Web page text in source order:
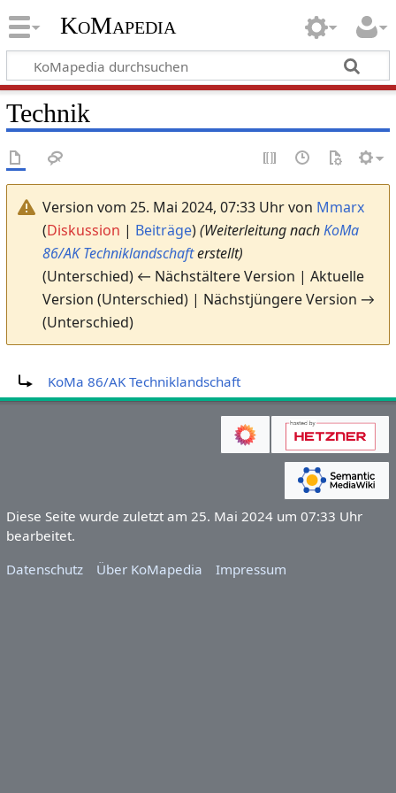
KoMapedia
Technik
Version vom 25. Mai 2024, 07:33 Uhr von Mmarx
(Diskussion | Beiträge)(Weiterleitung nachKoMa
86/AK Techniklandschafterstellt)
(Unterschied) ← Nächstältere Version | Aktuelle
Version (Unterschied) | Nächstjüngere Version →
(Unterschied)
KoMa 86/AK Techniklandschaft
Diese Seite wurde zuletzt am 25. Mai 2024 um 07:33 Uhr
bearbeitet.
Datenschutz
Über KoMapedia Impressum